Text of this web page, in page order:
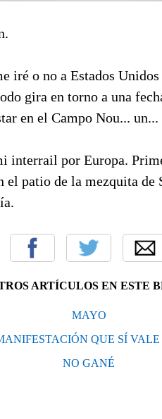
iré o no a Estados
gira en torno a una
en el Campo Nou...
interrail por Europa.
el patio de la mezquita
ARTÍCULOS EN ESTE
MAYO
QUE SÍ VALE
NO GANÉ